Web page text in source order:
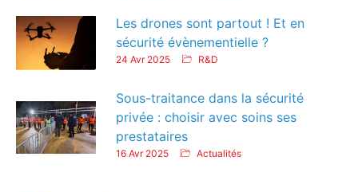
Les drones sont partout ! Et en
sécurité évènementielle ?
24 Avr 2025 R&D
Sous-traitance dans la sécurité
privée : choisir avec soins ses
prestataires
16 Avr 2025 Actualités